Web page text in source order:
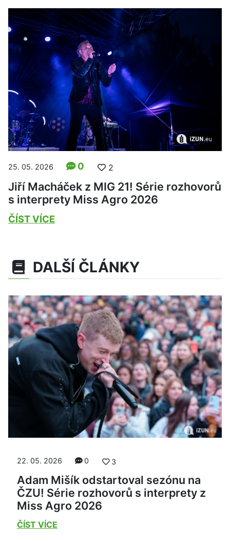
25. 05. 2026 0 2
Jiří Macháček z MIG 21! Série rozhovorů
s interprety Miss Agro 2026
ČÍST VÍCE
DALŠÍ ČLÁNKY
22. 05. 2026 0 3
Adam Mišík odstartoval sezónu na
ČZU! Série rozhovorů s interprety z
Miss Agro 2026
ČÍST VÍCE